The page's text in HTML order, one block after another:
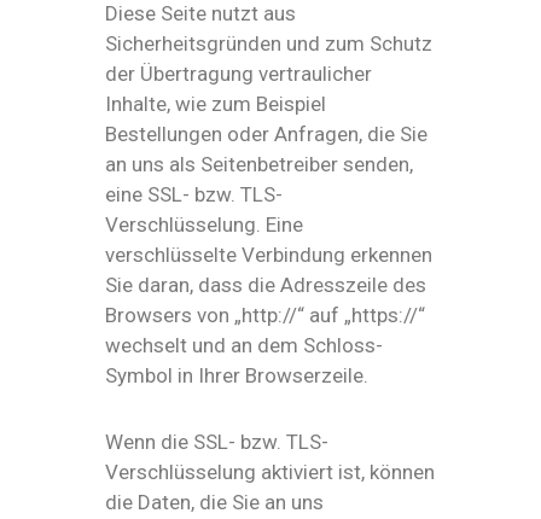
Diese Seite nutzt aus
Sicherheitsgründen und zum Schutz
der Übertragung vertraulicher
Inhalte, wie zum Beispiel
Bestellungen oder Anfragen, die Sie
an uns als Seitenbetreiber senden,
eine SSL- bzw. TLS-
Verschlüsselung. Eine
verschlüsselte Verbindung erkennen
Sie daran, dass die Adresszeile des
Browsers von „http://“ auf „https://“
wechselt und an dem Schloss-
Symbol in Ihrer Browserzeile.
Wenn die SSL- bzw. TLS-
Verschlüsselung aktiviert ist, können
die Daten, die Sie an uns